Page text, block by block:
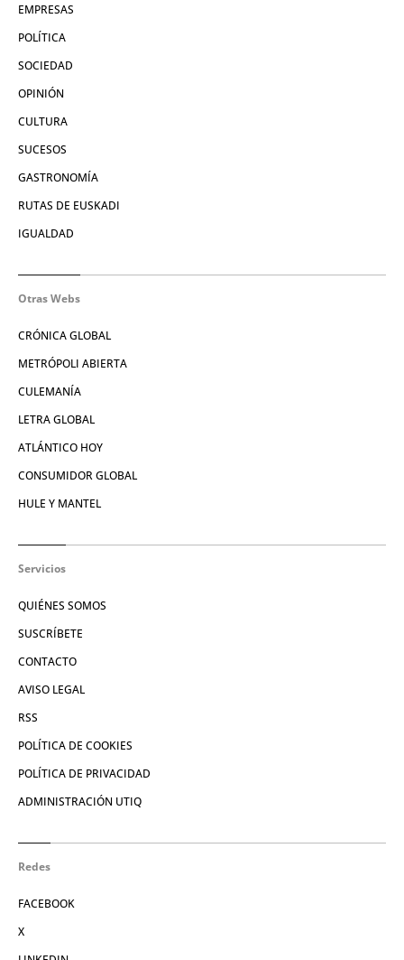
EMPRESAS
POLÍTICA
SOCIEDAD
OPINIÓN
CULTURA
SUCESOS
GASTRONOMÍA
RUTAS DE EUSKADI
IGUALDAD
Otras Webs
CRÓNICA GLOBAL
METRÓPOLI ABIERTA
CULEMANÍA
LETRA GLOBAL
ATLÁNTICO HOY
CONSUMIDOR GLOBAL
HULE Y MANTEL
Servicios
QUIÉNES SOMOS
SUSCRÍBETE
CONTACTO
AVISO LEGAL
RSS
POLÍTICA DE COOKIES
POLÍTICA DE PRIVACIDAD
ADMINISTRACIÓN UTIQ
Redes
FACEBOOK
X